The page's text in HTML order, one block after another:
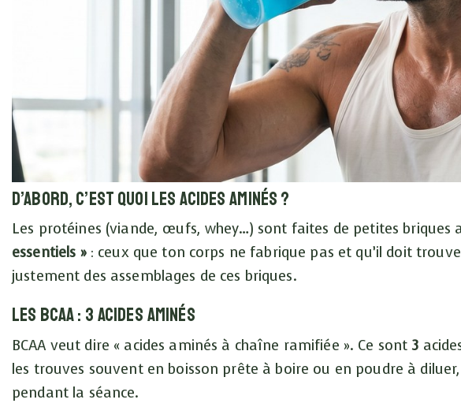
D’abord, c’est quoi les acides aminés ?
Les protéines (viande, œufs, whey…) sont faites de petites briques
essentiels »: ceux que ton corps ne fabrique pas et qu’il doit
justement des assemblages de ces briques.
Les BCAA : 3 acides aminés
BCAA veut dire « acides aminés à chaîne ramifiée ». Ce sont3
les trouves souvent en boisson prête à boire ou en poudre à
pendant la séance.